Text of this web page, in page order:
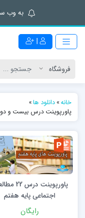
به وب
|
خانه»دانلود ها»
پاورپوینت درس بیست و
پاورپوینت
اجتماعی پایه هفتم
رایگان